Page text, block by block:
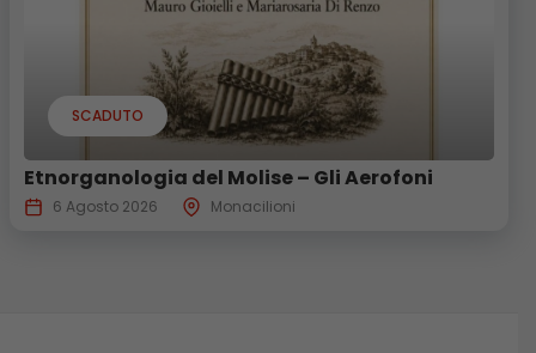
SCADUTO
Etnorganologia del Molise – Gli Aerofoni
6 Agosto 2026 Monacilioni